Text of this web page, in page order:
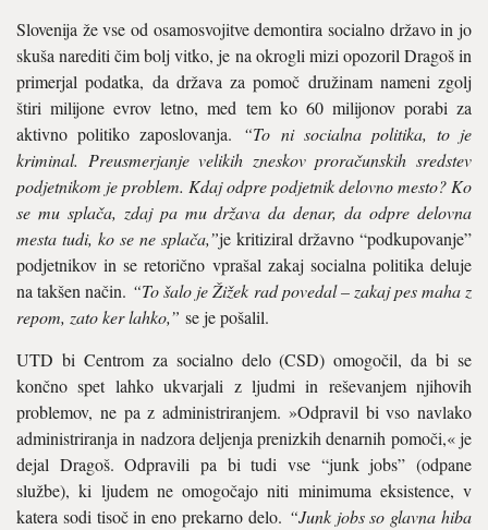
Slovenija že vse od osamosvojitve demontira socialno državo in jo
skuša narediti čim bolj vitko, je na okrogli mizi opozoril Dragoš in
primerjal podatka, da država za pomoč družinam nameni zgolj
štiri milijone evrov letno, med tem ko 60 milijonov porabi za
aktivno politiko zaposlovanja. “To ni socialna politika, to je
kriminal. Preusmerjanje velikih zneskov proračunskih sredstev
podjetnikom je problem. Kdaj odpre podjetnik delovno mesto? Ko
se mu splača, zdaj pa mu država da denar, da odpre delovna
mesta tudi, ko se ne splača,”je kritiziral državno “podkupovanje”
podjetnikov in se retorično vprašal zakaj socialna politika deluje
na takšen način. “To šalo je Žižek rad povedal – zakaj pes maha z
repom, zato ker lahko,” se je pošalil.
UTD bi Centrom za socialno delo (CSD) omogočil, da bi se
končno spet lahko ukvarjali z ljudmi in reševanjem njihovih
problemov, ne pa z administriranjem. »Odpravil bi vso navlako
administriranja in nadzora deljenja prenizkih denarnih pomoči,« je
dejal Dragoš. Odpravili pa bi tudi vse “junk jobs” (odpane
službe), ki ljudem ne omogočajo niti minimuma eksistence, v
katera sodi tisoč in eno prekarno delo. “Junk jobs so glavna hiba